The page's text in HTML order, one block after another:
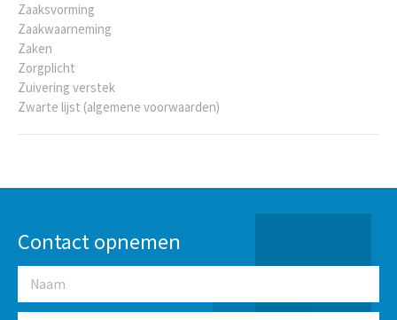
Zaaksvorming
Zaakwaarneming
Zaken
Zorgplicht
Zuivering verstek
Zwarte lijst (algemene voorwaarden)
Contact opnemen